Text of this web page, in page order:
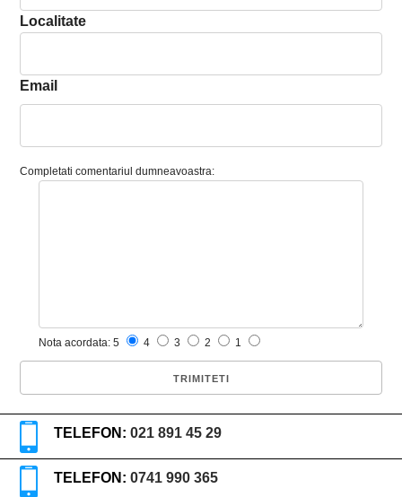
Localitate
Email
Completati comentariul dumneavoastra:
Nota acordata: 5 4 3 2 1
TELEFON: 021 891 45 29
TELEFON: 0741 990 365